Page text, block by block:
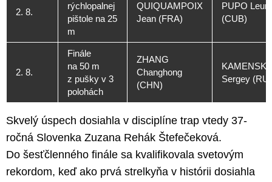
2. 8.
rýchlopalnej
pištole na 25
m
QUIQUAMPOIX
Jean (FRA)
PUPO
(CUB)
2. 8.
Finále
na 50 m
z pušky v 3
polohách
ZHANG
Changhong
(CHN)
Sergey
Skvelý úspech dosiahla v disciplíne trap vtedy 37-
ročná Slovenka Zuzana Rehák Štefečeková.
Do šesťčlenného finále sa kvalifikovala svetovým
rekordom, keď ako prvá strelkyňa v histórii dosiahla